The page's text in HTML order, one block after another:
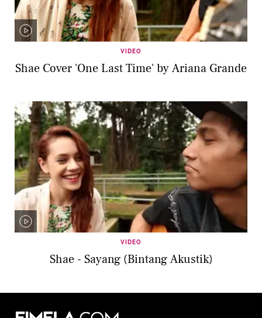
VIDEO
Shae Cover 'One Last Time' by Ariana Grande
VIDEO
Shae - Sayang (Bintang Akustik)